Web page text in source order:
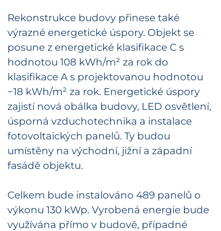
Rekonstrukce budovy přinese také
výrazné energetické úspory. Objekt se
posune z energetické klasifikace C s
hodnotou 108 kWh/m² za rok do
klasifikace A s projektovanou hodnotou
−18 kWh/m² za rok. Energetické úspory
zajistí nová obálka budovy, LED osvětlení,
úsporná vzduchotechnika a instalace
fotovoltaických panelů. Ty budou
umístěny na východní, jižní a západní
fasádě objektu.
Celkem bude instalováno 489 panelů o
výkonu 130 kWp. Vyrobená energie bude
využívána přímo v budově, případné